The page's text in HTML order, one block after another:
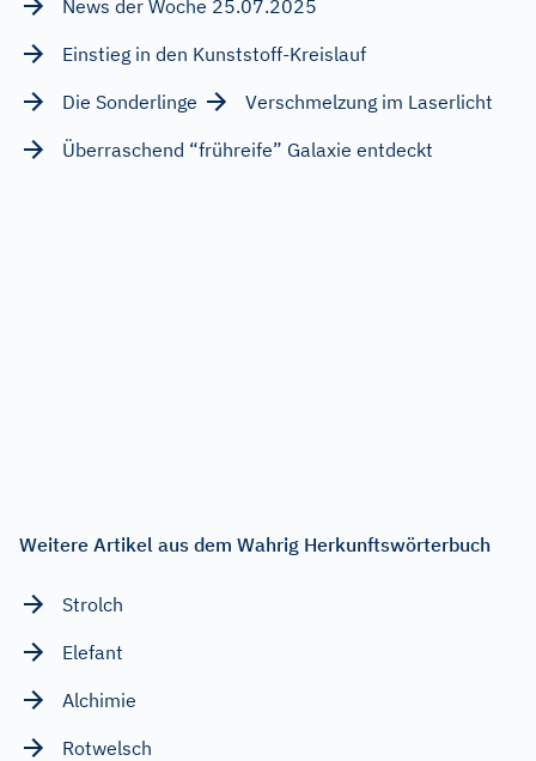
News der Woche 25.07.2025
Einstieg in den Kunststoff-Kreislauf
Die Sonderlinge
Verschmelzung im Laserlicht
Überraschend “frühreife” Galaxie entdeckt
Weitere Artikel aus dem Wahrig Herkunftswörterbuch
Strolch
Elefant
Alchimie
Rotwelsch